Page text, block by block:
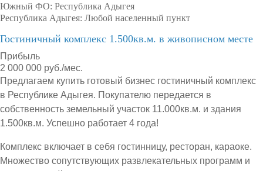
Южный ФО: Республика Адыгея
Республика Адыгея: Любой населенный пункт
Гостиничный комплекс 1.500кв.м. в живописном месте
Прибыль
2 000 000 руб./мес.
Предлагаем купить готовый бизнес гостиничный комплекс
в Республике Адыгея. Покупателю передается в
собственность земельный участок 11.000кв.м. и здания
1.500кв.м. Успешно работает 4 года!
Комплекс включает в себя гостинницу, ресторан, караоке.
Множество сопутствующих развлекательных программ и